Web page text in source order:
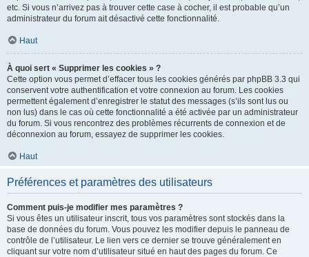
etc. Si vous n’arrivez pas à trouver cette case à cocher, il est probable qu’un
administrateur du forum ait désactivé cette fonctionnalité.
Haut
À quoi sert « Supprimer les cookies » ?
Cette option vous permet d’effacer tous les cookies générés par phpBB 3.3 qui
conservent votre authentification et votre connexion au forum. Les cookies
permettent également d’enregistrer le statut des messages (s’ils sont lus ou
non lus) dans le cas où cette fonctionnalité a été activée par un administrateur
du forum. Si vous rencontrez des problèmes récurrents de connexion et de
déconnexion au forum, essayez de supprimer les cookies.
Haut
Préférences et paramètres des utilisateurs
Comment puis-je modifier mes paramètres ?
Si vous êtes un utilisateur inscrit, tous vos paramètres sont stockés dans la
base de données du forum. Vous pouvez les modifier depuis le panneau de
contrôle de l’utilisateur. Le lien vers ce dernier se trouve généralement en
cliquant sur votre nom d’utilisateur situé en haut des pages du forum. Ce